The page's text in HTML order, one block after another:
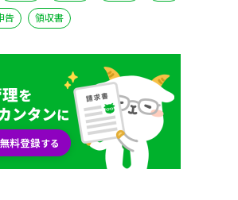
告 領収書